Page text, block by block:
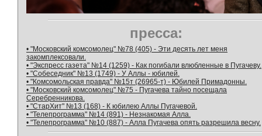
пресса:
• "Московский комсомолец" №78 (405) - Эти десять лет меня
закомплексовали.
• "Экспресс газета" №14 (1259) - Как погибали влюбленные в Пугачеву.
• "Собеседник" №13 (1749) - У Аллы - юбилей.
• "Комсомольская правда" №15т (26965-т) - Юбилей Примадонны.
• "Московский комсомолец" №75 - Пугачева тайно посещала
Серебренникова.
• "СтарХит" №13 (168) - К юбилею Аллы Пугачевой.
• "Телепрограмма" №14 (891) - Незнакомая Алла.
• "Телепрограмма" №10 (887) - Алла Пугачева опять разрешила весну.